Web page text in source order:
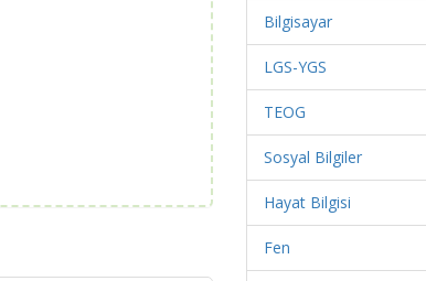
Bilgisayar
LGS-YGS
TEOG
Sosyal Bilgiler
Hayat Bilgisi
Fen